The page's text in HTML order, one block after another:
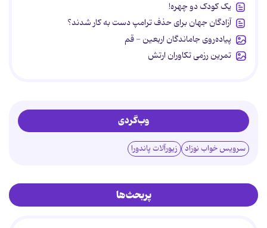
یک کودک دو چهره!
آزادگان جهان برای حذف ترامپ دست به کار شدند؟
پیاده‌روی جاماندگان اربعین - قم
تمرین رزمی تکاوران ارتش
وب‌گردی
سرویس خواب نوزاد زیورآلات پاندورا
پربحث‌ها